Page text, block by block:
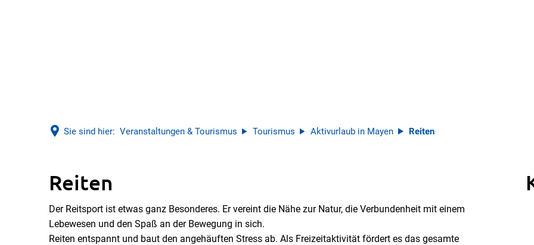
Sie sind hier: Veranstaltungen & Tourismus Tourismus Aktivurlaub in Mayen Reiten
ReitenReiten
Der Reitsport ist etwas ganz Besonderes. Er vereint die Nähe zur Natur, die Verbundenheit mit einem
Lebewesen und den Spaß an der Bewegung in sich.
Reiten entspannt und baut den angehäuften Stress ab. Als Freizeitaktivität fördert es das gesamte